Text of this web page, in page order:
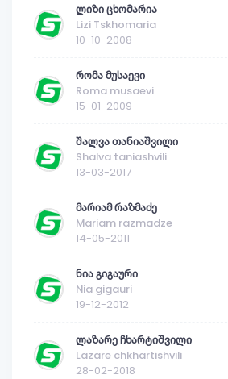
ლიზი ცხომარია
Lizi Tskhomaria
10-10-2008
რომა მუსაევი
Roma musaevi
15-01-2009
შალვა თანიაშვილი
Shalva taniashvili
13-03-2017
მარიამ რაზმაძე
Mariam razmadze
14-05-2011
ნია გიგაური
Nia gigauri
19-12-2012
ლაზარე ჩხარტიშვილი
Lazare chkhartishvili
28-02-2018